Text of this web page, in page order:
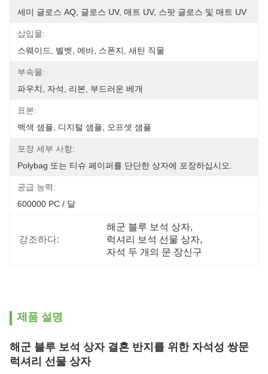
세미 글로스 AQ, 글로스 UV, 매트 UV, 스팟 글로스 및 매트 UV
삽입물:
스웨이드, 벨벳, 에바, 스폰지, 새틴 직물
부속물:
파우치, 자석, 리본, 부드러운 베개
표본:
백색 샘플, 디지털 샘플, 오프셋 샘플
포장 세부 사항:
Polybag 또는 티슈 페이퍼를 단단한 상자에 포장하십시오.
공급 능력:
600000 PC / 달
강조하다:
해군 블루 보석 상자,
럭셔리 보석 선물 상자,
자석 두 개의 문 장신구
제품 설명
해군 블루 보석 상자 결혼 반지를 위한 자석성 쌍문
럭셔리 선물 상자